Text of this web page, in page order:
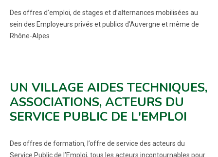
Des offres d’emploi, de stages et d’alternances mobilisées au
sein des Employeurs privés et publics d’Auvergne et même de
Rhône-Alpes
UN VILLAGE AIDES TECHNIQUES,
ASSOCIATIONS, ACTEURS DU
SERVICE PUBLIC DE L'EMPLOI
Des offres de formation, l’offre de service des acteurs du
Service Public de l’Emploi, tous les acteurs incontournables pour